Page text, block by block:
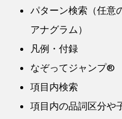
パターン検索（任意
アナグラム）
凡例・付録
なぞってジャンプ®
項目内検索
項目内の品詞区分や